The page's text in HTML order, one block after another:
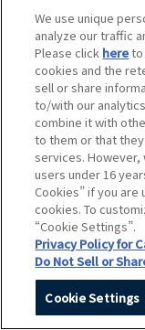
© BANDAI SPIRITS
©創通・サンライズ ©創
©SOTSU・SUNRISE
©Nintendo・Creatures
©Pokémon
©Pokémon. ©Nintendo/
このホームページに掲載
転用、転載をお断りしま
Unauthorized use or
is strictly prohibited.
Do Not Sell or Share
We use unique
analyze our traffic
Please click hereto
cookies and the
sell or share
to/with our
combine it with
to them or that
services.
users under 16
Cookies” if you
cookies. To
“Cookie Settings”.
Privacy Policy for
Do Not Sell or
Cookie Settings
■当社は、本
更または停
は、本サー
す。
■本サービス
利用条件お
ある場合、